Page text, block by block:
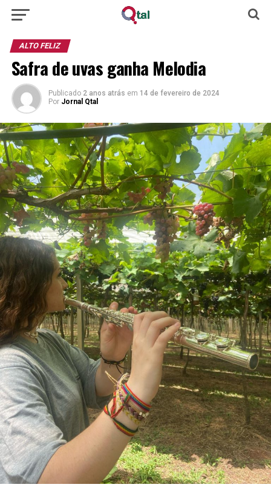
ALTO FELIZ
Safra de uvas ganha Melodia
Publicado 2 anos atrás em 14 de fevereiro de 2024
Por Jornal Qtal